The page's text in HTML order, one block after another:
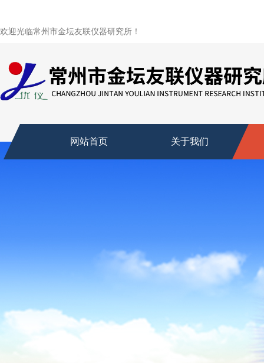
欢迎光临常州市金坛友联仪器研究所！
网站首页 关于我们